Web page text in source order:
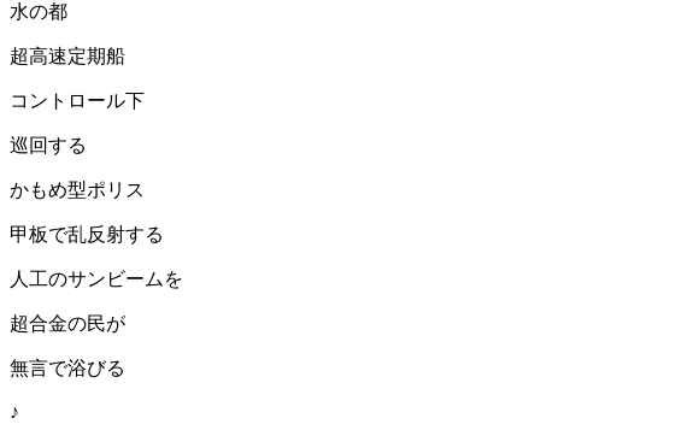
水の都
超高速定期船
コントロール下
巡回する
かもめ型ポリス
甲板で乱反射する
人工のサンビームを
超合金の民が
無言で浴びる
♪